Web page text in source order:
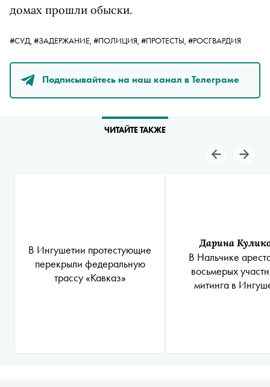
домах прошли обыски.
#СУД, #ЗАДЕРЖАНИЕ, #ПОЛИЦИЯ, #ПРОТЕСТЫ, #РОСГВАРДИЯ
Подписывайтесь на наш канал в Телеграме
ЧИТАЙТЕ ТАКЖЕ
В Ингушетии протестующие
перекрыли федеральную
трассу «Кавказ»
Дарина
В Нальчике
восьмерых
митинга в